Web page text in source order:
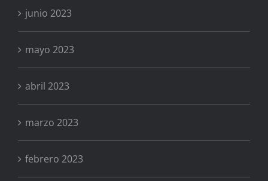
junio 2023
mayo 2023
abril 2023
marzo 2023
febrero 2023